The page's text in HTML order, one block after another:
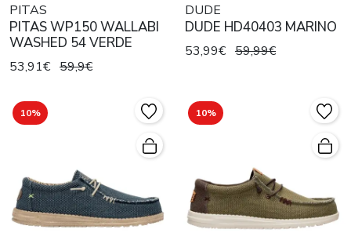
PITAS
PITAS WP150 WALLABI
WASHED 54 VERDE
53,91€ 59,9€
DUDE
DUDE HD40403 MARINO
53,99€ 59,99€
10% 10%